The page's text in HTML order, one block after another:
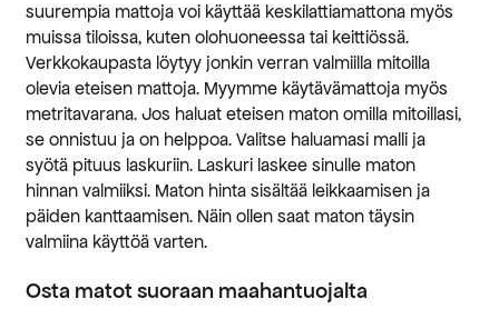
suurempia mattoja voi käyttää keskilattiamattona myös
muissa tiloissa, kuten olohuoneessa tai keittiössä.
Verkkokaupasta löytyy jonkin verran valmiilla mitoilla
olevia eteisen mattoja. Myymme käytävämattoja myös
metritavarana. Jos haluat eteisen maton omilla mitoillasi,
se onnistuu ja on helppoa. Valitse haluamasi malli ja
syötä pituus laskuriin. Laskuri laskee sinulle maton
hinnan valmiiksi. Maton hinta sisältää leikkaamisen ja
päiden kanttaamisen. Näin ollen saat maton täysin
valmiina käyttöä varten.
Osta matot suoraan maahantuojalta